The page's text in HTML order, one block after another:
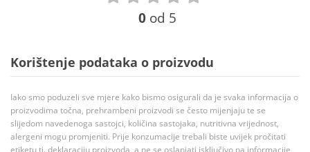
0 od 5
Korištenje podataka o proizvodu
Iako smo poduzeli sve mjere kako bismo osigurali da je svaka informacija o
proizvodima točna, prehrambeni proizvodi se često mijenjaju te se
slijedom navedenoga sastojci, količina sastojaka, nutritivna vrijednost,
alergeni mogu promjeniti. Prije konzumacije trebali biste uvijek pročitati